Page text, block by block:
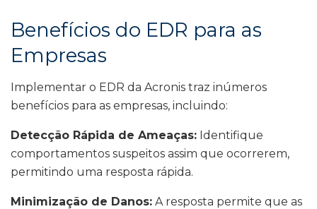
Benefícios do EDR para as
Empresas
Implementar o EDR da Acronis traz inúmeros
benefícios para as empresas, incluindo:
Detecção Rápida de Ameaças: Identifique
comportamentos suspeitos assim que ocorrerem,
permitindo uma resposta rápida.
Minimização de Danos: A resposta permite que as